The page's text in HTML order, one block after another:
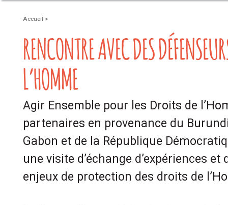
Accueil >
RENCONTRE AVEC DES
L’HOMME
Agir Ensemble pour les Droits de
partenaires en provenance du
Gabon et de la République
une visite d’échange d’expériences
enjeux de protection des droits de